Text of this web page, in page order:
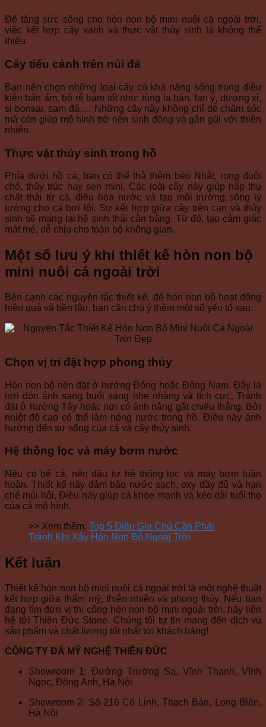
Để tăng sức sống cho hòn non bộ mini nuôi cá ngoài trời,
việc kết hợp cây xanh và thực vật thủy sinh là không thể
thiếu.
Cây tiểu cảnh trên núi đá
Bạn nên chọn những loại cây có khả năng sống trong điều
kiện bán ẩm, bộ rễ bám tốt như: tùng la hán, lan ý, dương xỉ,
si bonsai, sam đá,… Những cây này không chỉ dễ chăm sóc
mà còn giúp mô hình trở nên sinh động và gần gũi với thiên
nhiên.
Thực vật thủy sinh trong hồ
Phía dưới hồ cá, bạn có thể thả thêm bèo Nhật, rong đuôi
chó, thủy trúc hay sen mini. Các loài cây này giúp hấp thụ
chất thải từ cá, điều hòa nước và tạo môi trường sống lý
tưởng cho cá bơi lội. Sự kết hợp giữa cây trên cạn và thủy
sinh sẽ mang lại hệ sinh thái cân bằng. Từ đó, tạo cảm giác
mát mẻ, dễ chịu cho toàn bộ không gian.
Một số lưu ý khi thiết kế hòn non bộ
mini nuôi cá ngoài trời
Bên cạnh các nguyên tắc thiết kế, để hòn non bộ hoạt động
hiệu quả và bền lâu, bạn cần chú ý thêm một số yếu tố sau:
Chọn vị trí đặt hợp phong thủy
Hòn non bộ nên đặt ở hướng Đông hoặc Đông Nam. Đây là
nơi đón ánh sáng buổi sáng nhẹ nhàng và tích cực. Tránh
đặt ở hướng Tây hoặc nơi có ánh nắng gắt chiếu thẳng. Bởi
nhiệt độ cao có thể làm nóng nước trong hồ. Điều này ảnh
hưởng đến sự sống của cá và cây thủy sinh.
Hệ thống lọc và máy bơm nước
Nếu có bể cá, nên đầu tư hệ thống lọc và máy bơm tuần
hoàn. Thiết kế này đảm bảo nước sạch, oxy đầy đủ và hạn
chế mùi hôi. Điều này giúp cá khỏe mạnh và kéo dài tuổi thọ
của cả mô hình.
>> Xem thêm: Top 5 Điều Gia Chủ Cần Phải
Tránh Khi Xây Hòn Non Bộ Ngoài Trời
Kết luận
Thiết kế hòn non bộ mini nuôi cá ngoài trời là một nghệ thuật
kết hợp giữa thẩm mỹ, thiên nhiên và phong thủy. Nếu bạn
đang tìm đơn vị thi công hòn non bộ mini ngoài trời, hãy liên
hệ tới Thiên Đức Stone. Chúng tôi tự tin mang đến dịch vụ
sản phẩm và chất lượng tốt nhất tới khách hàng!
CÔNG TY ĐÁ MỸ NGHỆ THIÊN ĐỨC
Showroom 1: Đường Trường Sa, Vĩnh Thanh, Vĩnh
Ngọc, Đông Anh, Hà Nội
Showroom 2: Số 216 Cổ Linh, Thạch Bàn, Long Biên,
Hà Nội